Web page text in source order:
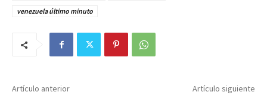
venezuela último minuto
Artículo anterior Artículo siguiente